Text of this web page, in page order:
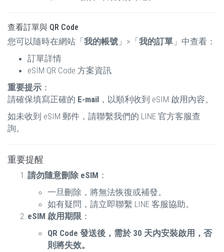
查看訂單與 QR Code
您可以隨時在網站「我的帳號 」>「我的訂單 」中查看：
訂單詳情
eSIM QR Code 方案資訊
重要提示 ：
請確保填寫正確的 E-mail ，以順利收到 eSIM 啟用內容。
如未收到 eSIM 郵件，請聯繫我們的 LINE 官方客服查
詢。
重要提醒
請勿隨意刪除 eSIM ：
一旦刪除，將無法恢復或補發。
如有疑問，請立即聯繫 LINE 客服協助。
eSIM 啟用期限 ：
QR Code 發送後，需於 30 天內安裝啟用，否
則將失效。